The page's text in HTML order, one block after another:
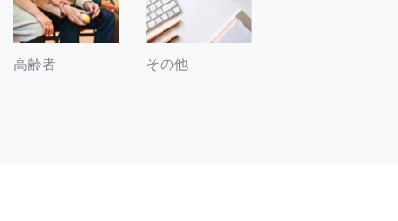
高齢者 その他